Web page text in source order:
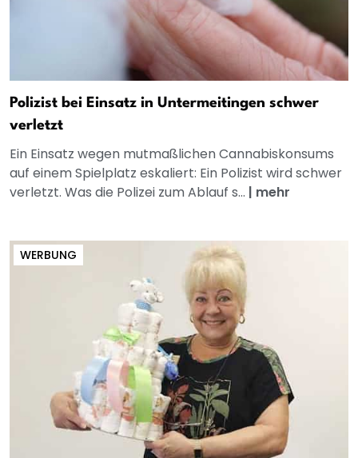
Polizist bei Einsatz in Untermeitingen schwer
verletzt
Ein Einsatz wegen mutmaßlichen Cannabiskonsums
auf einem Spielplatz eskaliert: Ein Polizist wird schwer
verletzt. Was die Polizei zum Ablauf s... | mehr
WERBUNG